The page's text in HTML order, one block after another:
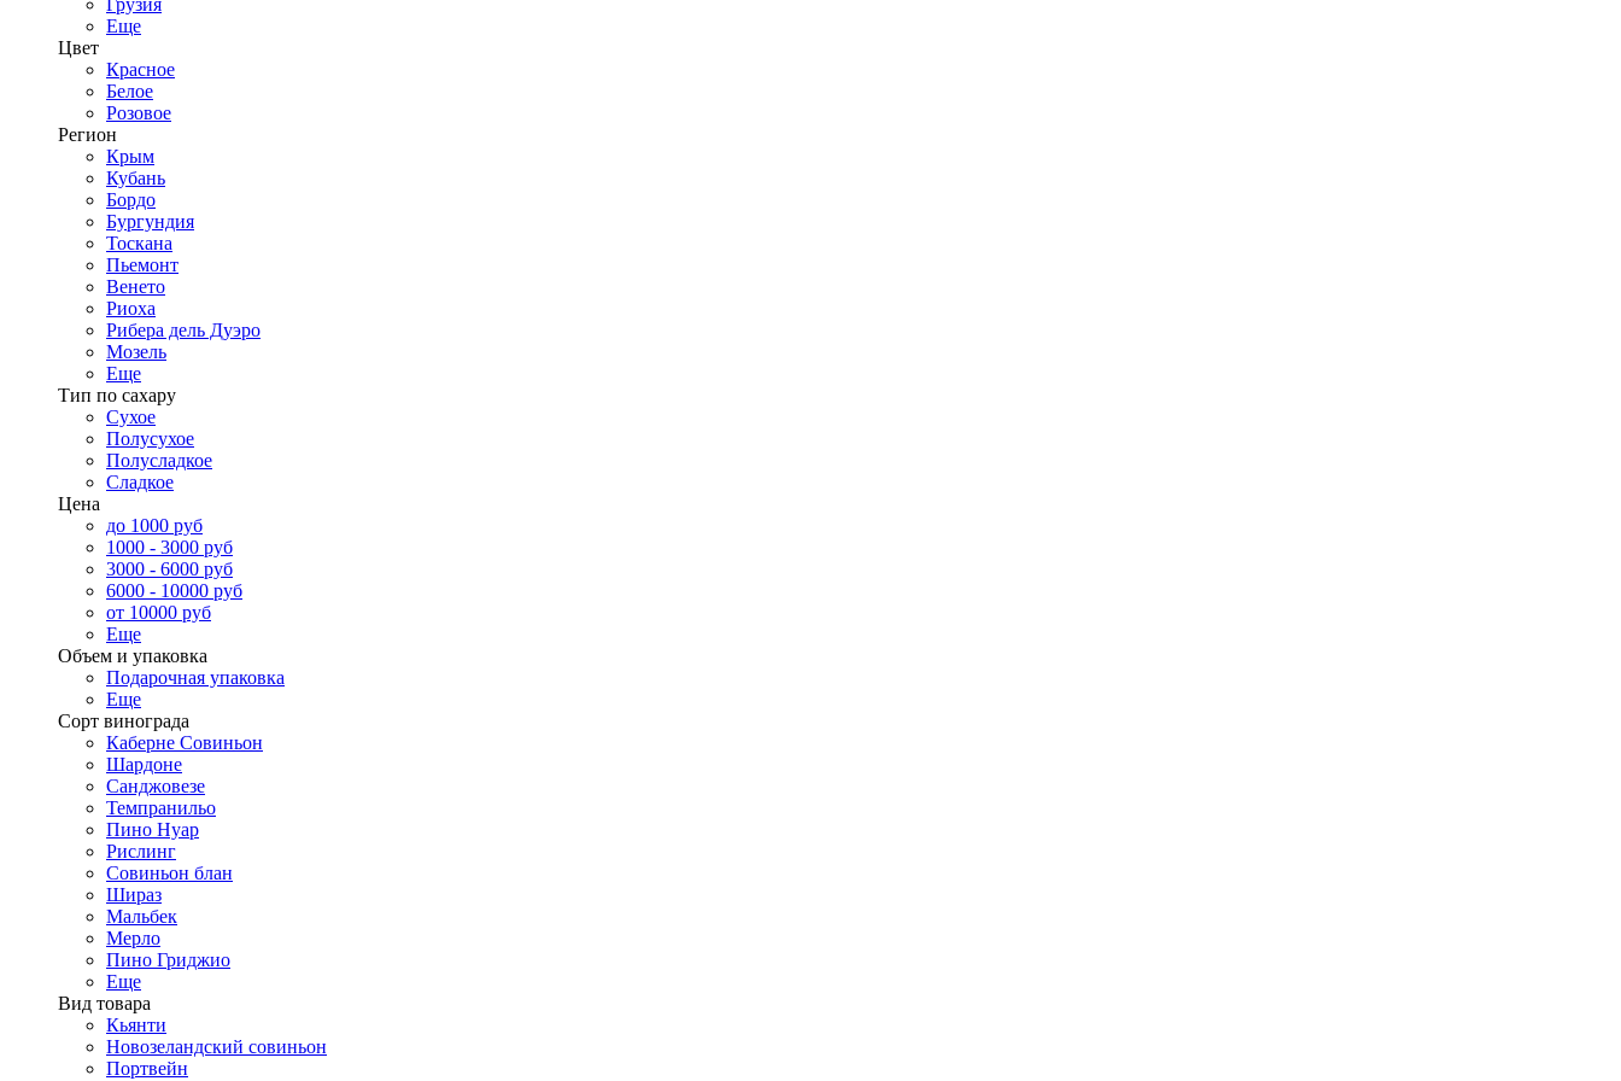
Грузия
Еще
Цвет
Красное
Белое
Розовое
Регион
Крым
Кубань
Бордо
Бургундия
Тоскана
Пьемонт
Венето
Риоха
Рибера дель Дуэро
Мозель
Еще
Тип по сахару
Сухое
Полусухое
Полусладкое
Сладкое
Цена
до 1000 руб
1000 - 3000 руб
3000 - 6000 руб
6000 - 10000 руб
от 10000 руб
Еще
Объем и упаковка
Подарочная упаковка
Еще
Сорт винограда
Каберне Совиньон
Шардоне
Санджовезе
Темпранильо
Пино Нуар
Рислинг
Совиньон блан
Шираз
Мальбек
Мерло
Пино Гриджио
Еще
Вид товара
Кьянти
Новозеландский совиньон
Портвейн